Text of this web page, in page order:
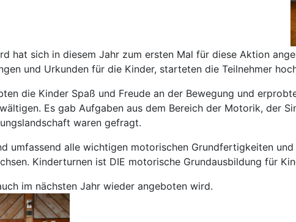
hat sich in diesem Jahr zum ersten Mal für diese Aktion
und Urkunden für die Kinder, starteten die Teilnehmer
die Kinder Spaß und Freude an der Bewegung und
Es gab Aufgaben aus dem Bereich der Motorik, der
waren gefragt.
alle wichtigen motorischen Grundfertigkeiten
Kinderturnen ist DIE motorische Grundausbildung für
im nächsten Jahr wieder angeboten wird.